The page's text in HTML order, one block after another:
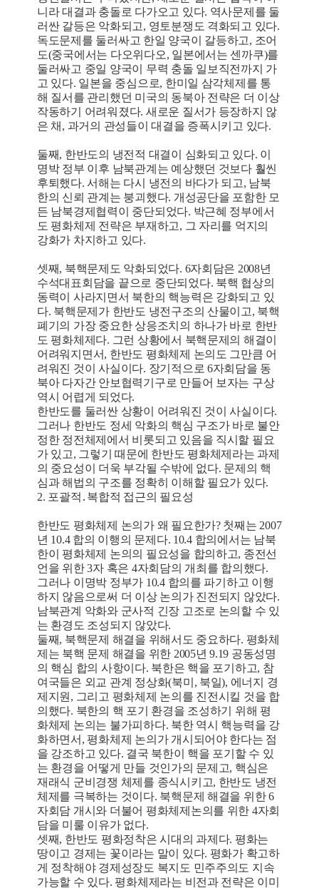
니라 대결과 충돌로 다가오고 있다. 역사문제를 둘
러싼 갈등은 악화되고, 영토분쟁도 격화되고 있다.
독도문제를 둘러싸고 한일 양국이 갈등하고, 조어
도(중국에서는 다오위다오, 일본에서는 센까쿠)를
둘러싸고 중일 양국이 무력 충돌 일보직전까지 가
고 있다. 일본을 중심으로, 한미일 삼각체제를 통
해 질서를 관리했던 미국의 동북아 전략은 더 이상
작동하기 어려워졌다. 새로운 질서가 등장하지 않
은 채, 과거의 관성들이 대결을 증폭시키고 있다.
둘째, 한반도의 냉전적 대결이 심화되고 있다. 이
명박 정부 이후 남북관계는 예상했던 것보다 훨씬
후퇴했다. 서해는 다시 냉전의 바다가 되고, 남북
한의 신뢰 관계는 붕괴했다. 개성공단을 포함한 모
든 남북경제협력이 중단되었다. 박근혜 정부에서
도 평화체제 전략은 부재하고, 그 자리를 억지의
강화가 차지하고 있다.
셋째, 북핵문제도 악화되었다. 6자회담은 2008년
수석대표회담을 끝으로 중단되었다. 북핵 협상의
동력이 사라지면서 북한의 핵능력은 강화되고 있
다. 북핵문제가 한반도 냉전구조의 산물이고, 북핵
폐기의 가장 중요한 상응조치의 하나가 바로 한반
도 평화체제다. 그런 상황에서 북핵문제의 해결이
어려워지면서, 한반도 평화체제 논의도 그만큼 어
려워진 것이 사실이다. 장기적으로 6자회담을 동
북아 다자간 안보협력기구로 만들어 보자는 구상
역시 어렵게 되었다.
한반도를 둘러싼 상황이 어려워진 것이 사실이다.
그러나 한반도 정세 악화의 핵심 구조가 바로 불안
정한 정전체제에서 비롯되고 있음을 직시할 필요
가 있고, 그렇기 때문에 한반도 평화체제라는 과제
의 중요성이 더욱 부각될 수밖에 없다. 문제의 핵
심과 해법의 구조를 정확히 이해할 필요가 있다.
2. 포괄적․복합적 접근의 필요성
한반도 평화체제 논의가 왜 필요한가? 첫째는 2007
년 10.4 합의 이행의 문제다. 10.4 합의에서는 남북
한이 평화체제 논의의 필요성을 합의하고, 종전선
언을 위한 3자 혹은 4자회담의 개최를 합의했다.
그러나 이명박 정부가 10.4 합의를 파기하고 이행
하지 않음으로써 더 이상 논의가 진전되지 않았다.
남북관계 악화와 군사적 긴장 고조로 논의할 수 있
는 환경도 조성되지 않았다.
둘째, 북핵문제 해결을 위해서도 중요하다. 평화체
제는 북핵 문제 해결을 위한 2005년 9.19 공동성명
의 핵심 합의 사항이다. 북한은 핵을 포기하고, 참
여국들은 외교 관계 정상화(북미, 북일), 에너지 경
제지원, 그리고 평화체제 논의를 진전시킬 것을 합
의했다. 북한의 핵 포기 환경을 조성하기 위해 평
화체제 논의는 불가피하다. 북한 역시 핵능력을 강
화하면서, 평화체제 논의가 개시되어야 한다는 점
을 강조하고 있다. 결국 북한이 핵을 포기할 수 있
는 환경을 어떻게 만들 것인가의 문제고, 핵심은
재래식 군비경쟁 체제를 종식시키고, 한반도 냉전
체제를 극복하는 것이다. 북핵문제 해결을 위한 6
자회담 개시와 더불어 평화체제논의를 위한 4자회
담을 미룰 이유가 없다.
셋째, 한반도 평화정착은 시대의 과제다. 평화는
땅이고 경제는 꽃이라는 말이 있다. 평화가 확고하
게 정착해야 경제성장도 복지도 민주주의도 지속
가능할 수 있다. 평화체제라는 비전과 전략은 이미